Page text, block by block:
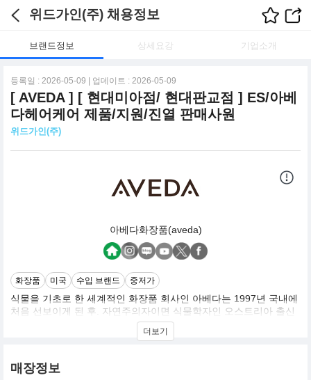
위드가인(주) 채용정보
브랜드정보 상세요강 기업소개
등록일 : 2026-05-09 | 업데이트 : 2026-05-09
[ AVEDA ] [ 현대미아점/ 현대판교점 ] ES/아베
다헤어케어 제품/지원/진열 판매사원
위드가인(주)
아베다화장품(aveda)
화장품 미국 수입 브랜드 중저가
식물을 기초로 한 세계적인 화장품 회사인 아베다는 1997년 국내에
처음 선보이게 된 후. 자연주의자이면 식물학자인 오스트리아 출신
호스트 레켈바커의 창업정신을 바탕으로 우리가 살고 있는 이 세계
를 보호한다라는 아베다의 미션을 실천하기 위해, 아베다가 생산하
법을 통해 사업을 펼쳐 나가고 있으며, 미의 영역에서 뿐만이 아닌
모든 면에서 환경에 대한 책임을 다하는 기업의 본보기를 세우기 위
더보기
매장정보